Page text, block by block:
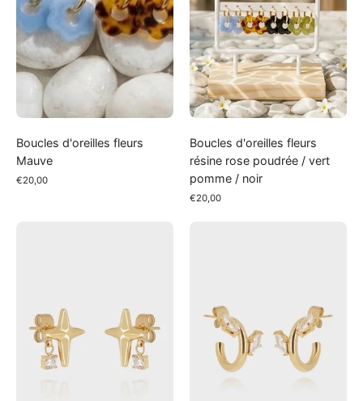
Boucles d'oreilles fleurs
Mauve
€20,00
/
vert
pomme
/
noir
Boucles d'oreilles fleurs
résine rose poudrée / vert
pomme / noir
€20,00
bijoux